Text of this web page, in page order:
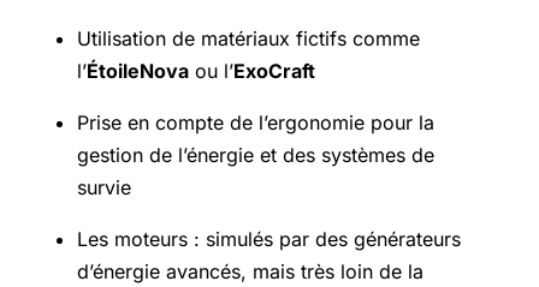
Utilisation de matériaux fictifs comme
l’ÉtoileNova ou l’ExoCraft
Prise en compte de l’ergonomie pour la
gestion de l’énergie et des systèmes de
survie
Les moteurs : simulés par des générateurs
d’énergie avancés, mais très loin de la